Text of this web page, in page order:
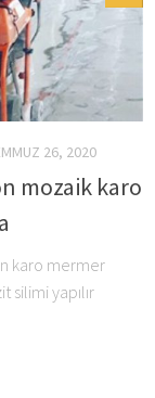
26, 2020
mozaik karo
karo mermer
silimi yapılır